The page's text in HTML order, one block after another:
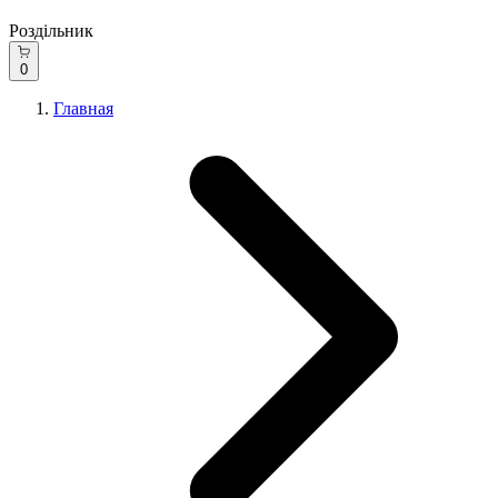
Роздільник
0
Главная